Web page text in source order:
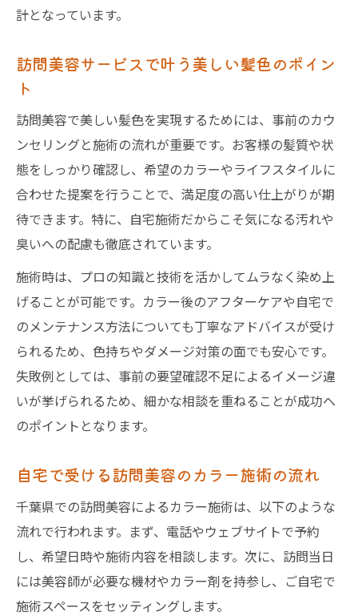
訪問理美容visitが大切にする快適な施術環
訪問美容のカラー料金相場と安心ポイント
高齢者向け訪問美容カラーの安全対策
訪問理美容visitで高齢者も安心の施術事例
高齢者に優しい訪問美容カラーの流れと配
慮
訪問美容で高齢者のカラー悩みを解消する
工夫
自宅や施設で受けられる高齢者向けカラー
計となっています。
訪問美容サービスで叶う美しい髪色のポイン
ト
訪問美容で美しい髪色を実現するためには、事前のカウ
ンセリングと施術の流れが重要です。お客様の髪質や状
態をしっかり確認し、希望のカラーやライフスタイルに
合わせた提案を行うことで、満足度の高い仕上がりが期
待できます。特に、自宅施術だからこそ気になる汚れや
臭いへの配慮も徹底されています。
施術時は、プロの知識と技術を活かしてムラなく染め上
げることが可能です。カラー後のアフターケアや自宅で
のメンテナンス方法についても丁寧なアドバイスが受け
られるため、色持ちやダメージ対策の面でも安心です。
失敗例としては、事前の要望確認不足によるイメージ違
いが挙げられるため、細かな相談を重ねることが成功へ
のポイントとなります。
自宅で受ける訪問美容のカラー施術の流れ
千葉県での訪問美容によるカラー施術は、以下のような
流れで行われます。まず、電話やウェブサイトで予約
し、希望日時や施術内容を相談します。次に、訪問当日
には美容師が必要な機材やカラー剤を持参し、ご自宅で
施術スペースをセッティングします。